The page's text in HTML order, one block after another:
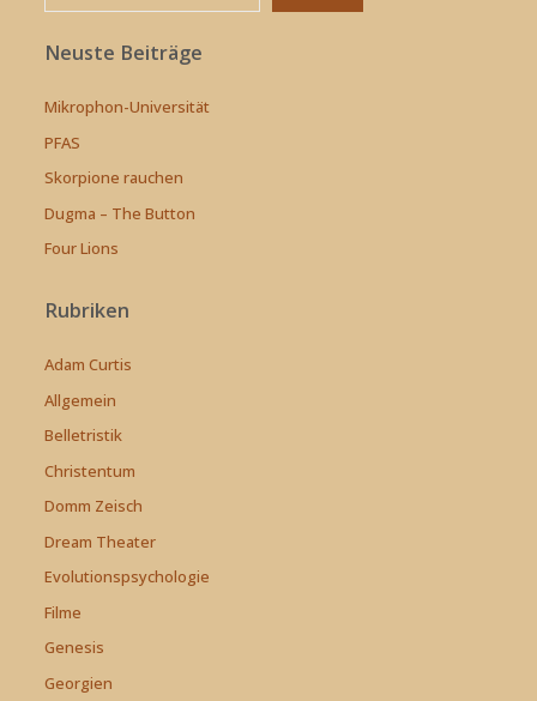
Neuste Beiträge
Mikrophon-Universität
PFAS
Skorpione rauchen
Dugma – The Button
Four Lions
Rubriken
Adam Curtis
Allgemein
Belletristik
Christentum
Domm Zeisch
Dream Theater
Evolutionspsychologie
Filme
Genesis
Georgien